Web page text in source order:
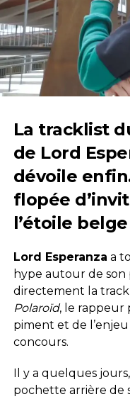
La tracklist
de Lord
dévoile
flopée
l’étoile
Lord Esperanza a
hype autour de
directement la
Polaroïd, le rappeur
piment et de
concours.
Il y a quelques
pochette arrière de